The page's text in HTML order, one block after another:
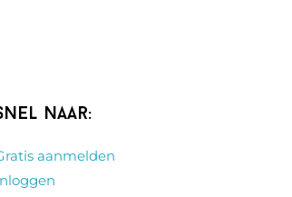
naar:
aanmelden